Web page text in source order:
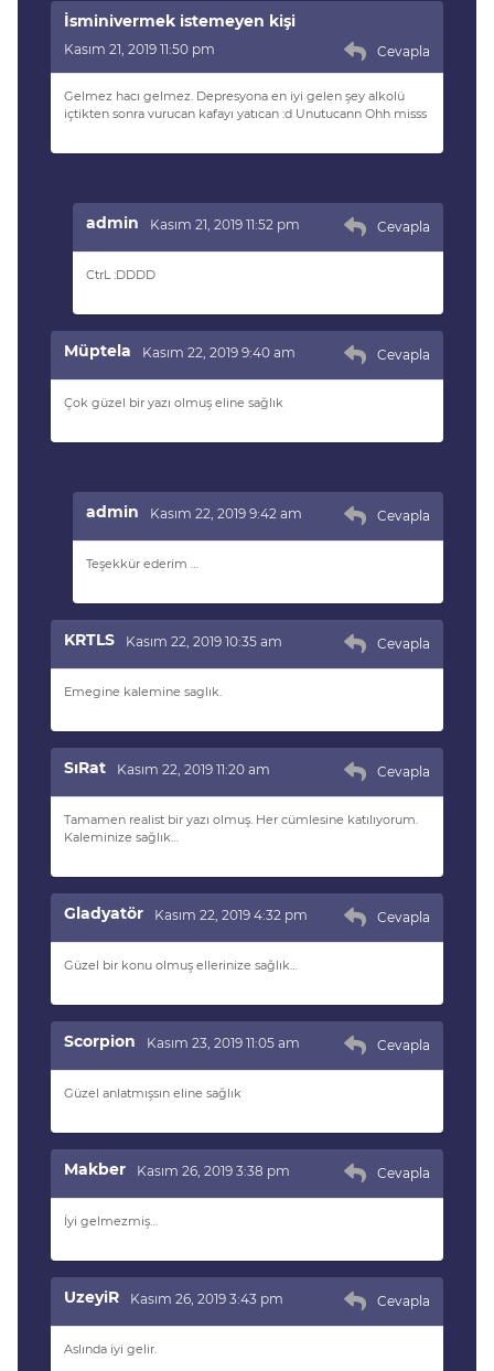
İsminivermek istemeyen kişi
Kasım 21, 2019 11:50 pm Cevapla
Gelmez hacı gelmez. Depresyona en iyi gelen şey alkolü
içtikten sonra vurucan kafayı yatıcan :d Unutucann Ohh misss
admin Kasım 21, 2019 11:52 pm Cevapla
CtrL :DDDD
Müptela Kasım 22, 2019 9:40 am Cevapla
Çok güzel bir yazı olmuş eline sağlık
admin Kasım 22, 2019 9:42 am Cevapla
Teşekkür ederim …
KRTLS Kasım 22, 2019 10:35 am Cevapla
Emegine kalemine saglık.
SıRat Kasım 22, 2019 11:20 am Cevapla
Tamamen realist bir yazı olmuş. Her cümlesine katılıyorum.
Kaleminize sağlık…
Gladyatör Kasım 22, 2019 4:32 pm Cevapla
Güzel bir konu olmuş ellerinize sağlık…
Scorpion Kasım 23, 2019 11:05 am Cevapla
Güzel anlatmışsın eline sağlık
Makber Kasım 26, 2019 3:38 pm Cevapla
İyi gelmezmiş…
UzeyiR Kasım 26, 2019 3:43 pm Cevapla
Aslında iyi gelir.